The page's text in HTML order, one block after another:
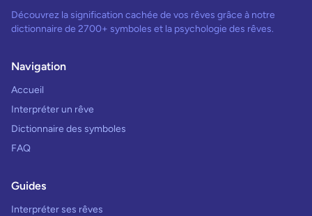
Découvrez la signification cachée de vos rêves grâce à notre
dictionnaire de 2700+ symboles et la psychologie des rêves.
Navigation
Accueil
Interpréter un rêve
Dictionnaire des symboles
FAQ
Guides
Interpréter ses rêves